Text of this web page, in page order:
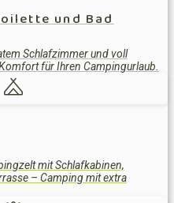
und Bad
Schlafzimmer und voll
für Ihren Campingurlaub.
mit Schlafkabinen,
– Camping mit extra